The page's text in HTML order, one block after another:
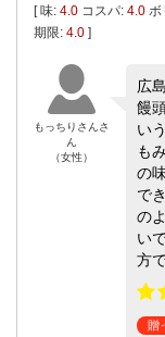
[ 味: 4.0 コスパ: 4.0 ボ
期限: 4.0 ]
もっちりさんさ
ん
（女性）
広
饅
い
も
の
で
の
い
方
贈